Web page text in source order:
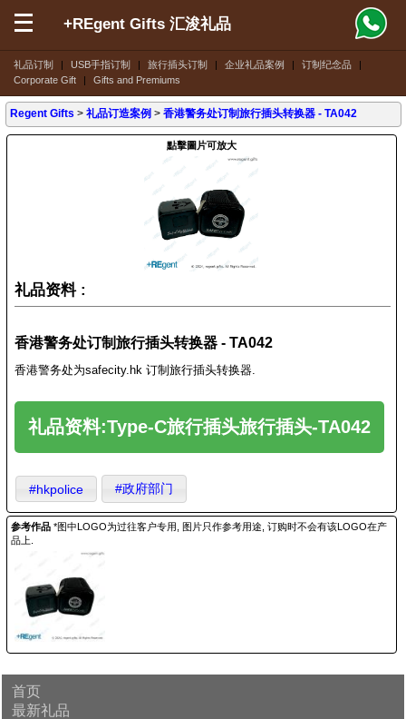
礼品订制 | USB手指订制 | 旅行插头订制 | 企业礼品案例 | 订制纪念品
|
Corporate Gift
| Gifts and Premiums
+REgent Gifts 汇浚礼品
Regent Gifts >礼品订造案例 >香港警务处订制旅行插头转换器 - TA042
點擊圖片可放大
礼品资料 :
香港警务处订制旅行插头转换器 - TA042
香港警务处为safecity.hk 订制旅行插头转换器.
礼品资料:Type-C旅行插头旅行插头-TA042
#hkpolice #政府部门
参考作品 *图中LOGO为过往客户专用, 图片只作参考用途, 订购时不会有该LOGO在产
品上.
首页
最新礼品